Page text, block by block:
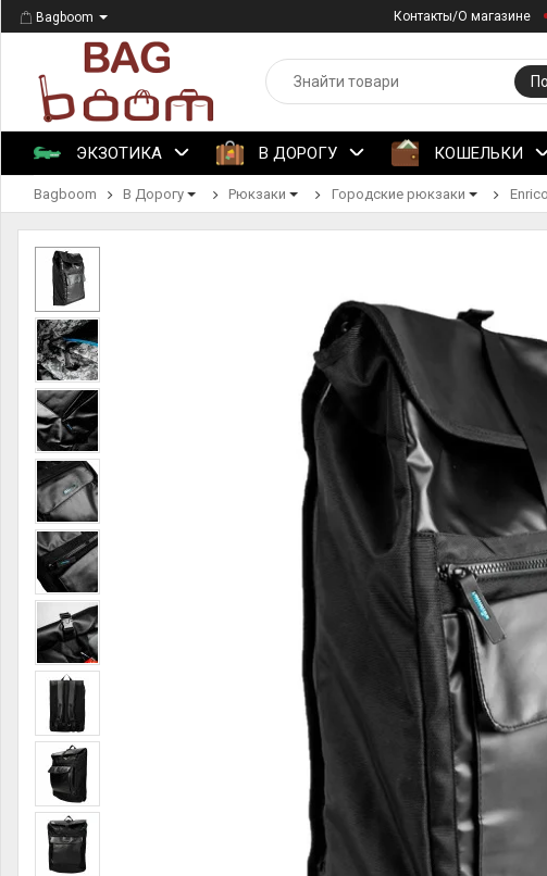
Bagboom Контакты/О магазине
ЭКЗОТИКА В ДОРОГУ КОШЕЛЬКИ
Bagboom В Дорогу Рюкзаки Городские рюкзаки